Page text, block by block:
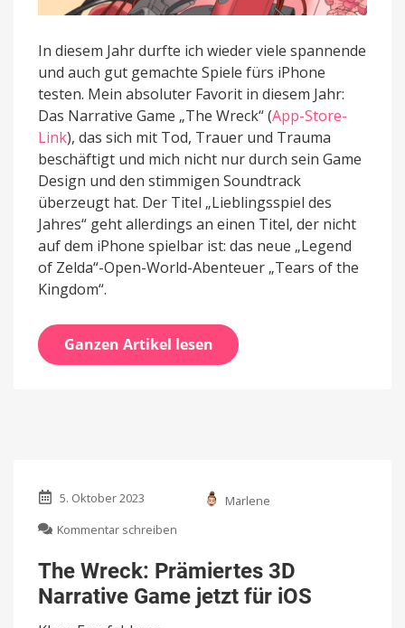
In diesem Jahr durfte ich wieder viele spannende
und auch gut gemachte Spiele fürs iPhone
testen. Mein absoluter Favorit in diesem Jahr:
Das Narrative Game „The Wreck“ (App-Store-
Link), das sich mit Tod, Trauer und Trauma
beschäftigt und mich nicht nur durch sein Game
Design und den stimmigen Soundtrack
überzeugt hat. Der Titel „Lieblingsspiel des
Jahres“ geht allerdings an einen Titel, der nicht
auf dem iPhone spielbar ist: das neue „Legend
of Zelda“-Open-World-Abenteuer „Tears of the
Kingdom“.
Ganzen Artikel lesen
5. Oktober 2023
Marlene
Kommentar schreiben
Wreck:
Prämiertes
3D
The Wreck: Prämiertes 3D
Narrative Game jetzt für iOS